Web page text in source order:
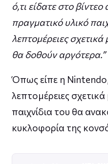
ό,τι είδατε στο
πραγματικό υλικό
λεπτομέρειες
θα δοθούν αργότερα.”
Όπως είπε η
λεπτομέρειες
παιχνίδια του θα
κυκλοφορία της